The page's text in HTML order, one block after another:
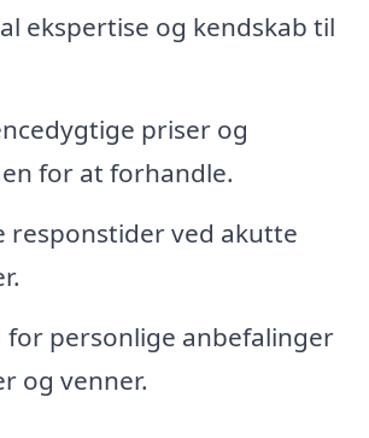
ekspertise og kendskab til
priser og
for at forhandle.
responstider ved akutte
for personlige anbefalinger
og venner.